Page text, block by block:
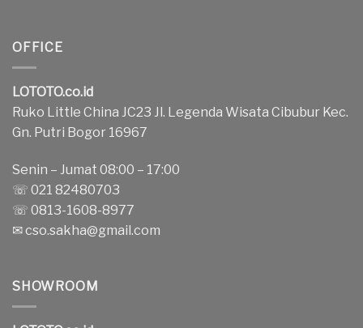
OFFICE
LOTOTO.co.id
Ruko Little China JC23 Jl. Legenda Wisata Cibubur Kec.
Gn. Putri Bogor 16967
Senin – Jumat 08:00 – 17:00
☏ 021 82480703
☏ 0813-1608-8977
✉cso.sakha@gmail.com
SHOWROOM